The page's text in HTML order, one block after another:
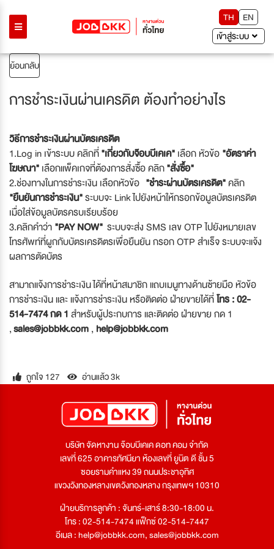
TH
EN
เข้าสู่ระบบ
ย้อนกลับ
การชำระเงินผ่านเครดิต ต้องทำอย่างไร
วิธีการชำระเงินผ่านบัตรเครดิต
1.Log in เข้าระบบ คลิกที่"เกี่ยวกับจ๊อบบีเคเค"เลือก หัวข้อ"อัตราค่า
โฆษณา"เลือกแพ็คเกจที่ต้องการสั่งซื้อ คลิก"สั่งซื้อ"
2.ช่องทางในการชำระเงิน เลือกหัวข้อ "ชำระผ่านบัตรเครดิต"คลิก
"ยืนยันการชำระเงิน"ระบบจะ Link ไปยังหน้าให้กรอกข้อมูลบัตรเครดิต
เมื่อใส่ข้อมูลบัตรครบเรียบร้อย
3.คลิกคำว่า"PAY NOW" ระบบจะส่ง SMS เลข OTP ไปยังหมายเลข
โทรศัพท์ที่ผูกกับบัตรเครดิตรเพื่อยืนยัน กรอก OTP สำเร็จ ระบบจะแจ้ง
ผลการตัดบัตร
สามาถแจ้งการชำระเงิน ได้ที่หน้าสมาชิก แถบเมนูทางด้านซ้ายมือ หัวข้อ
การชำระเงิน และ แจ้งการชำระเงิน หรือติดต่อ ฝ่ายขายได้ที่โทร : 02-
514-7474 กด 1สำหรับผู้ประกบการ และติดต่อ ฝ่ายขาย กด 1
,sales@jobbkk.com,help@jobbkk.com
ถูกใจ 127 อ่านแล้ว 3k
บริษัท จัดหางาน จ๊อบบีเคเค ดอท คอม จำกัด
เลขที่ 625 อาคารทัศนียา ห้องเลขที่ ยูนิต ดี ชั้น 5
ซอยรามคำแหง 39 ถนนประชาอุทิศ
แขวงวังทองหลางเขตวังทองหลาง กรุงเทพฯ 10310
ฝ่ายบริการลูกค้า : จันทร์-เสาร์ 8:30-18:00 น.
โทร : 02-514-7474 แฟ็กซ์ 02-514-7447
อีเมล :help@jobbkk.com,sales@jobbkk.com